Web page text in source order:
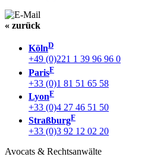
« zurück
KölnD
+49 (0)221 1 39 96 96 0
ParisF
+33 (0)1 81 51 65 58
LyonF
+33 (0)4 27 46 51 50
StraßburgF
+33 (0)3 92 12 02 20
Avocats & Rechtsanwälte